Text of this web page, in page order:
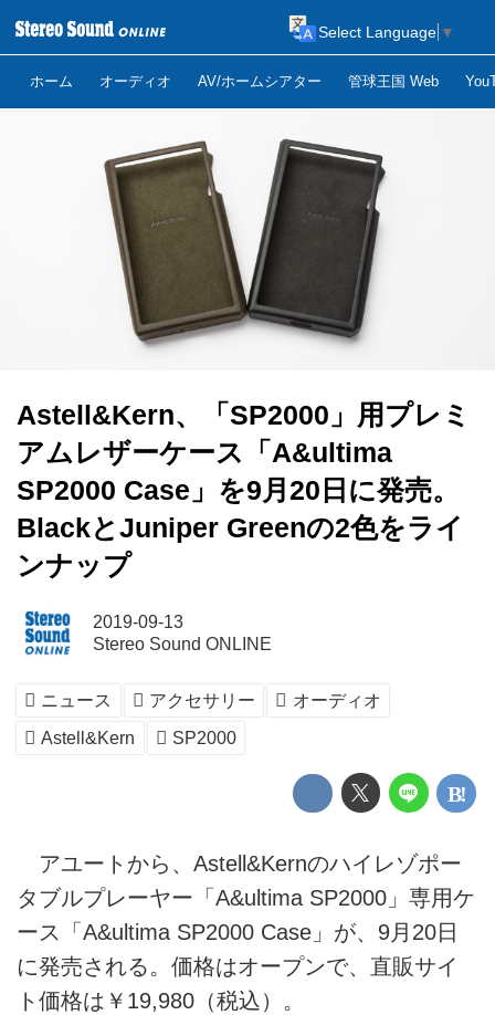
ホーム オーディオ AV/ホームシアター 管球王国 Web
Select Language ▼
Astell&Kern、「SP2000」用プレミ
アムレザーケース「A&ultima
SP2000 Case」を9月20日に発売。
BlackとJuniper Greenの2色をライ
ンナップ
2019-09-13
Stereo Sound ONLINE
ニュース アクセサリー
オーディオ
Astell&Kern
SP2000
アユートから、Astell&Kernのハイレゾポー
タブルプレーヤー「A&ultima SP2000」専用ケ
ース「A&ultima SP2000 Case」が、9月20日
に発売される。価格はオープンで、直販サイ
ト価格は￥19,980（税込）。